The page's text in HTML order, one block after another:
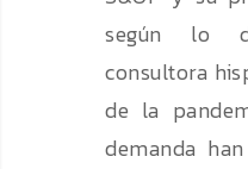
según lo
consultora
de la
demanda